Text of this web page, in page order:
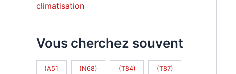
climatisation
Vous cherchez souvent
(A51 (N68) (T84) (T87)